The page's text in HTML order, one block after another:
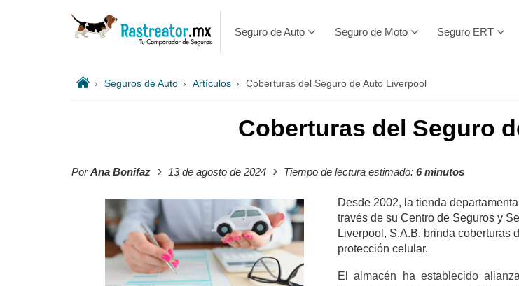
Seguro de Auto Seguro de Moto Seguro ERT
› Seguros de Auto › Artículos › Coberturas del Seguro de Auto Liverpool
Coberturas del Seguro
PorAna Bonifaz › 13 de agosto de 2024 › Tiempo de lectura estimado: 6 minutos
Desde 2002, la tienda
través de su Centro de Seguros y
Liverpool, S.A.B. brinda coberturas
protección celular.
El almacén ha establecido